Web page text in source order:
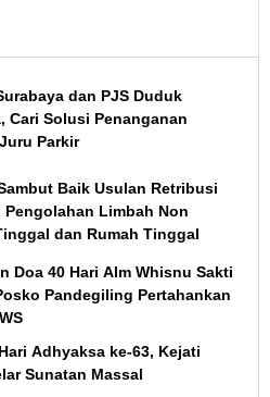
dan PJS Duduk
Cari Solusi Penanganan
Parkir
Baik Usulan Retribusi
Pengolahan Limbah Non
dan Rumah Tinggal
Doa 40 Hari Alm Whisnu Sakti
Pandegiling Pertahankan
Adhyaksa ke-63, Kejati
Sunatan Massal